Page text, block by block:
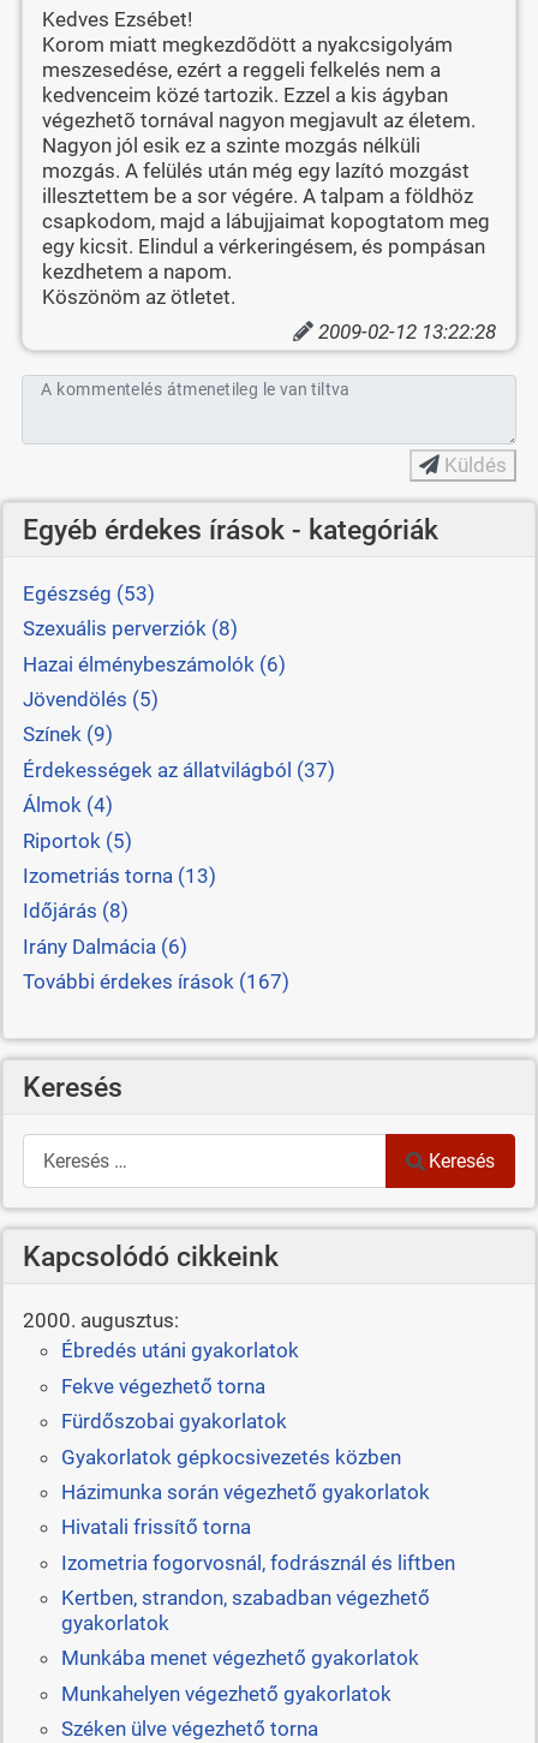
Kedves Ezsébet!
Korom miatt megkezdõdött a nyakcsigolyám
meszesedése, ezért a reggeli felkelés nem a
kedvenceim közé tartozik. Ezzel a kis ágyban
végezhetõ tornával nagyon megjavult az életem.
Nagyon jól esik ez a szinte mozgás nélküli
mozgás. A felülés után még egy lazító mozgást
illesztettem be a sor végére. A talpam a földhöz
csapkodom, majd a lábujjaimat kopogtatom meg
egy kicsit. Elindul a vérkeringésem, és pompásan
kezdhetem a napom.
Köszönöm az ötletet.
2009-02-12 13:22:28
A kommentelés átmenetileg le van tiltva
Küldés
Egyéb érdekes írások - kategóriák
Egészség (53)
Szexuális perverziók (8)
Hazai élménybeszámolók (6)
Jövendölés (5)
Színek (9)
Érdekességek az állatvilágból (37)
Álmok (4)
Riportok (5)
Izometriás torna (13)
Időjárás (8)
Irány Dalmácia (6)
További érdekes írások (167)
Keresés
Keresés
Keresés
Kapcsolódó cikkeink
2000. augusztus:
Ébredés utáni gyakorlatok
Fekve végezhető torna
Fürdőszobai gyakorlatok
Gyakorlatok gépkocsivezetés közben
Házimunka során végezhető gyakorlatok
Hivatali frissítő torna
Izometria fogorvosnál, fodrásznál és liftben
Kertben, strandon, szabadban végezhető
gyakorlatok
Munkába menet végezhető gyakorlatok
Munkahelyen végezhető gyakorlatok
Széken ülve végezhető torna